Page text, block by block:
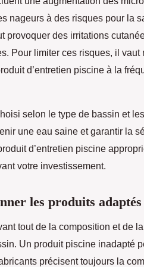
nageurs à des risques pour la
provoquer des irritations
Pour limiter ces risques, il vaut
d’entretien piscine à la
selon le type de bassin et
une eau saine et garantir la
d’entretien piscine
votre investissement.
les produits adaptés
tout de la composition et de la
Un produit piscine inadapté
précisent toujours la